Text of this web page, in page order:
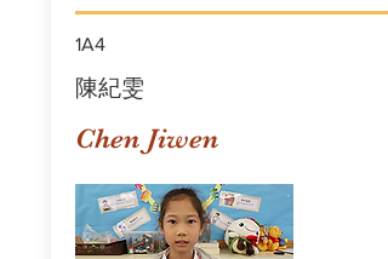
1A4
陳紀雯
Chen Jiwen